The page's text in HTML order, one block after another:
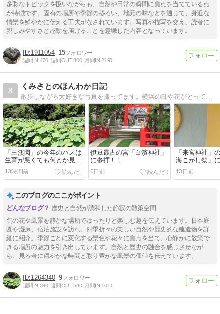
多彩なトピックを扱いながらも、自然や日常の瞬間に焦点を当てている点
が特徴です。固有の場所や季節の移ろい、地元の味などを通じて、身近な
情景を鮮やかに伝える工夫がなされています。写真や描写を交え、読者に
親しみやすさと感動を届けることを意識した内容となっています。
1911054 15
週間IN:470 週間OUT:800 月間IN:2190
8
くみさとのほんわか日記
「三溪園」の今年のハスは
生育が悪くても何とか見れ
ました！！
13時間前
伊豆最古の宮「白濱神社」
に参拝！！
6日前
「来宮神社」
海こがし祭」
遇！！
13日前
このブログのここがポイント
歴史と自然が調和した静寂の散策空間
旬の花や風景を静かな場所でゆったりと楽しむ趣を伝えています。日本庭
園や湿原、宿泊施設を訪れ、四季折々の美しい自然や歴史的な建造物を詳
細に紹介。季節ごとに変化する景色や花々に焦点を当て、心静かに散策で
きる場所の魅力を引き出しています。自然と歴史の融合を感じさせなが
ら、見る者に穏やかな時間と彩り豊かな風景の価値を伝えています。
1264340 9
週間IN:390 週間OUT:540 月間IN:1810